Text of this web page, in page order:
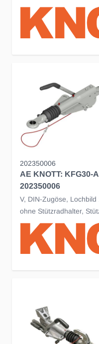
202350006
AE KNOTT: KFG30-
202350006
V, DIN-Zugöse,
ohne Stützradhalter,